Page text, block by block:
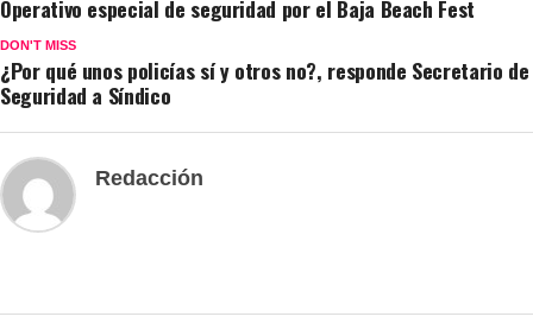
Operativo especial de seguridad por el Baja Beach Fest
DON'T MISS
¿Por qué unos policías sí y otros no?, responde Secretario de
Seguridad a Síndico
Redacción